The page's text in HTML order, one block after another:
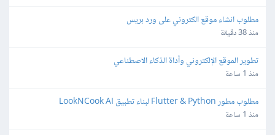
مطلوب انشاء موقع الكتروني على ورد بريس
منذ 38 دقيقة
تطوير الموقع الإلكتروني وأداة الذكاء الاصطناعي
منذ 1 ساعة
مطلوب مطور Flutter & Python لبناء تطبيق LookNCook AI
منذ 1 ساعة